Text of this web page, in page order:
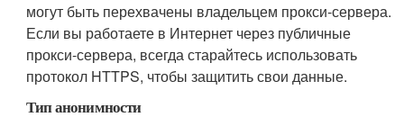
могут быть перехвачены владельцем прокси-сервера.
Если вы работаете в Интернет через публичные
прокси-сервера, всегда старайтесь использовать
протокол HTTPS, чтобы защитить свои данные.
Тип анонимности